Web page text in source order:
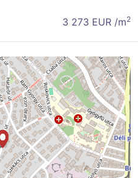
3 273 EUR /m2